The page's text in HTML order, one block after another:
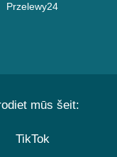
Przelewy24
mūs šeit:
TikTok